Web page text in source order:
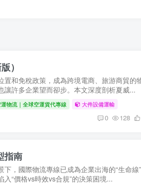
）
和免稅政策，成為跨境電商、旅游商貿的
許多企業望而卻步。本文深度剖析夏威...
物流｜全球空運貨代專線 大件設備運輸
0 128
指南
，國際物流專線已成為企業出海的“生命線”
“價格vs時效vs合規”的決策困境...